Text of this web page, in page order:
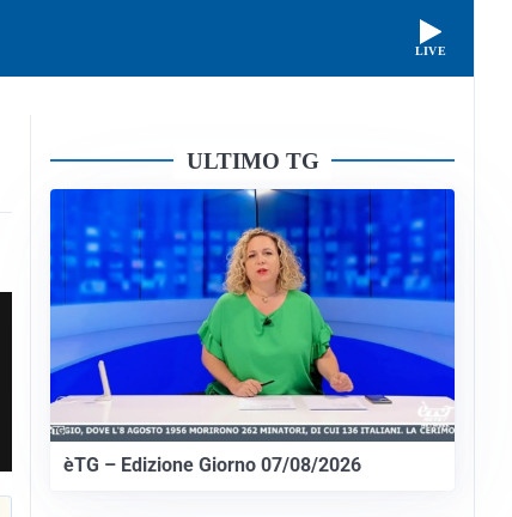
LIVE
ULTIMO TG
èTG – Edizione Giorno 07/08/2026